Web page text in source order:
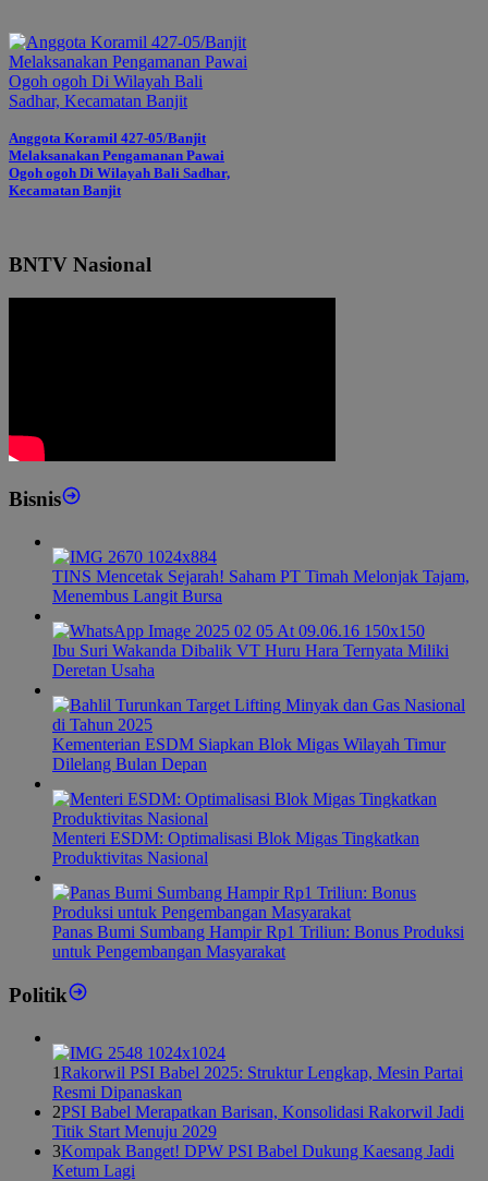
Anggota Koramil 427-05/Banjit
Melaksanakan Pengamanan Pawai
Ogoh ogoh Di Wilayah Bali Sadhar,
Kecamatan Banjit
BNTV Nasional
Bisnis
TINS Mencetak Sejarah! Saham PT Timah Melonjak Tajam,
Menembus Langit Bursa
Ibu Suri Wakanda Dibalik VT Huru Hara Ternyata Miliki
Deretan Usaha
Kementerian ESDM Siapkan Blok Migas Wilayah Timur
Dilelang Bulan Depan
Menteri ESDM: Optimalisasi Blok Migas Tingkatkan
Produktivitas Nasional
Panas Bumi Sumbang Hampir Rp1 Triliun: Bonus Produksi
untuk Pengembangan Masyarakat
Politik
1Rakorwil PSI Babel 2025: Struktur Lengkap, Mesin Partai
Resmi Dipanaskan
2PSI Babel Merapatkan Barisan, Konsolidasi Rakorwil Jadi
Titik Start Menuju 2029
3Kompak Banget! DPW PSI Babel Dukung Kaesang Jadi
Ketum Lagi